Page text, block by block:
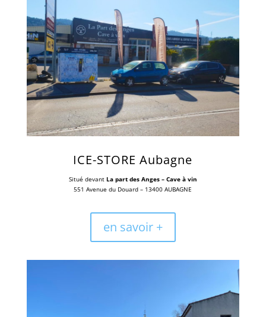
ICE-STORE Aubagne
Situé devant La part des Anges – Cave à vin
551 Avenue du Douard – 13400 AUBAGNE
en savoir +